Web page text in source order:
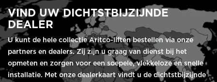
VIND UW DICHTSTBIJZIJNDE
DEALER
U kunt de hele collectie Aritco-liften bestellen via onze
partners en dealers. Zij zijn u graag van dienst bij het
opmeten en zorgen voor een soepele, vlekkeloze en snelle
installatie. Met onze dealerkaart vindt u de dichtstbijzijnde